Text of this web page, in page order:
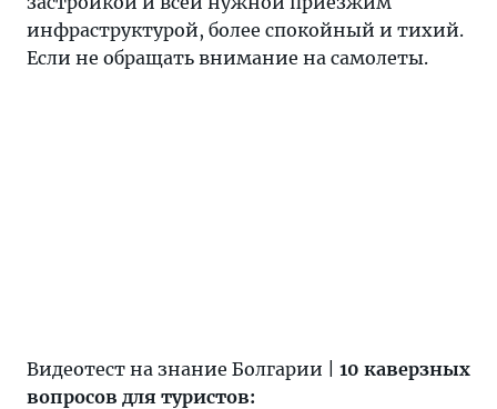
инфраструктурой, более спокойный и тихий.
Если не обращать внимание на самолеты.
Видеотест на знание Болгарии | 10 каверзных
вопросов для туристов: